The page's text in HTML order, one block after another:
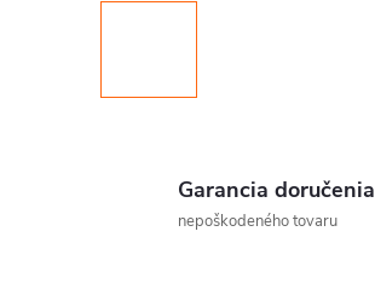
Garancia doručenia
nepoškodeného tovaru